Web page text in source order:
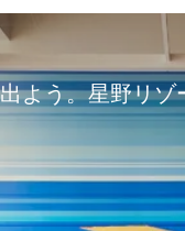
よう。星野リ